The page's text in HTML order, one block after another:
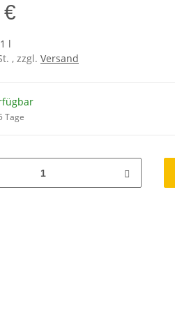
l
, zzgl. Versand
Tage